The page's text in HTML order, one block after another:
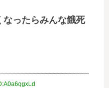
なったらみんな餓死